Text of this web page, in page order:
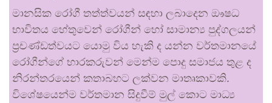
මානසික රෝගී තත්ත්වයන් සඳහා ලබාදෙන ඖෂධ
භාවිතය හේතුවෙන් රෝගීන් හෝ සාමාන්‍ය පුද්ගලයන්
ප්‍රචණ්ඩත්වයට යොමු විය හැකි ද යන්න වර්තමානයේ
රෝගීන්ගේ භාරකරුවන් මෙන්ම පොදු සමාජය තුළ ද
නිරන්තරයෙන් කතාබහට ලක්වන මාතෘකාවකි.
විශේෂයෙන්ම වර්තමාන සිදුවීම් මුල් කොට මාධ්‍ය